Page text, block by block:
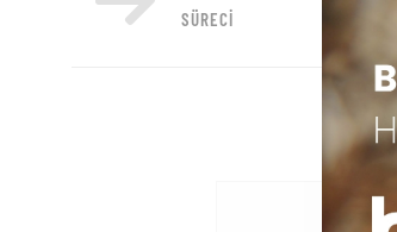
SÜRECI